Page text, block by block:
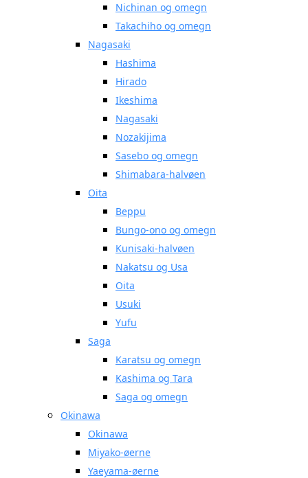
Nichinan og omegn
Takachiho og omegn
Nagasaki
Hashima
Hirado
Ikeshima
Nagasaki
Nozakijima
Sasebo og omegn
Shimabara-halvøen
Oita
Beppu
Bungo-ono og omegn
Kunisaki-halvøen
Nakatsu og Usa
Oita
Usuki
Yufu
Saga
Karatsu og omegn
Kashima og Tara
Saga og omegn
Okinawa
Okinawa
Miyako-øerne
Yaeyama-øerne